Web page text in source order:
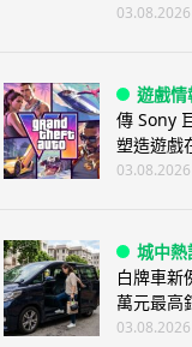
03.08.2026
遊戲情
傳 Sony
塑造遊戲
03.08.2026
城中熱
白牌車新
萬元最高
03.08.2026